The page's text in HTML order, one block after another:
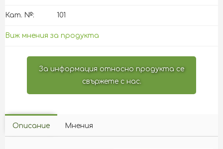
Кат. №: 101
Виж мнения за продукта
За информация относно продукта се
свържете с нас.
Описание Мнения